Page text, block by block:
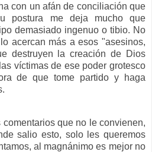
con un afán de conciliación que
postura me deja mucho que
demasiado ingenuo o tibio. No
acercan más a esos "asesinos,
destruyen la creación de Dios
víctimas de ese poder grotesco
de que tome partido y haga
que no le convienen,
salio esto, solo les queremos
al magnánimo es mejor no